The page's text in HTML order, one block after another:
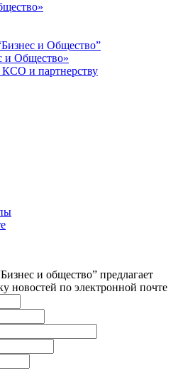
и Общество”
и Общество»
и партнерству
и общество” предлагает
новостей по электронной почте